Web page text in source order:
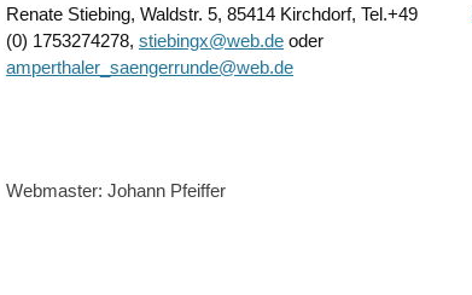
Renate Stiebing, Waldstr. 5, 85414 Kirchdorf, Tel.+49
(0) 1753274278, stiebingx@web.de oder
amperthaler_saengerrunde@web.de
Webmaster: Johann Pfeiffer